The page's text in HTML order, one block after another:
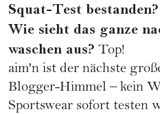
Squat-Test bestanden?
Wie sieht das ganze
waschen aus? Top!
aim'n ist der nächste
Blogger-Himmel – kein
Sportswear sofort testen